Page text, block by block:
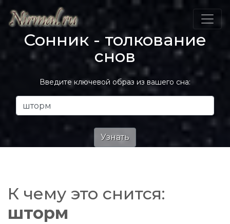
Сонник - толкование
снов
Введите ключевой образ из вашего сна:
К чему это снится:
шторм